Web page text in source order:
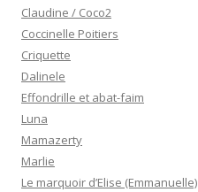
Claudine / Coco2
Coccinelle Poitiers
Criquette
Dalinele
Effondrille et abat-faim
Luna
Mamazerty
Marlie
Le marquoir d’Elise (Emmanuelle)